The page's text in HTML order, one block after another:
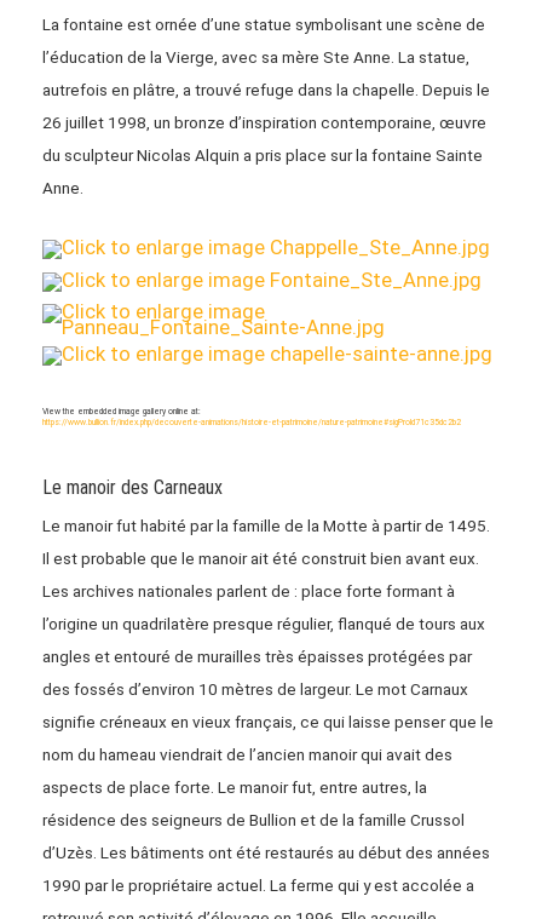
La fontaine est ornée d’une statue symbolisant une scène de
l’éducation de la Vierge, avec sa mère Ste Anne. La statue,
autrefois en plâtre, a trouvé refuge dans la chapelle. Depuis le
26 juillet 1998, un bronze d’inspiration contemporaine, œuvre
du sculpteur Nicolas Alquin a pris place sur la fontaine Sainte
Anne.
View the embedded image gallery online at:
https://www.bullion.fr/index.php/decouverte-animations/histoire-et-patrimoine/nature-patrimoine#sigProId71c35dc2b2
Le manoir des Carneaux
Le manoir fut habité par la famille de la Motte à partir de 1495.
Il est probable que le manoir ait été construit bien avant eux.
Les archives nationales parlent de : place forte formant à
l’origine un quadrilatère presque régulier, flanqué de tours aux
angles et entouré de murailles très épaisses protégées par
des fossés d’environ 10 mètres de largeur. Le mot Carnaux
signifie créneaux en vieux français, ce qui laisse penser que le
nom du hameau viendrait de l’ancien manoir qui avait des
aspects de place forte. Le manoir fut, entre autres, la
résidence des seigneurs de Bullion et de la famille Crussol
d’Uzès. Les bâtiments ont été restaurés au début des années
1990 par le propriétaire actuel. La ferme qui y est accolée a